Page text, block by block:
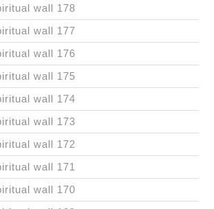
wall 178
wall 177
wall 176
wall 175
wall 174
wall 173
wall 172
wall 171
wall 170